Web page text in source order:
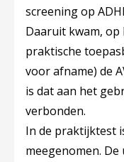
screening op
Daaruit kwam, op
praktische
voor afname) de
is dat aan het
verbonden.
In de praktijktest
meegenomen.